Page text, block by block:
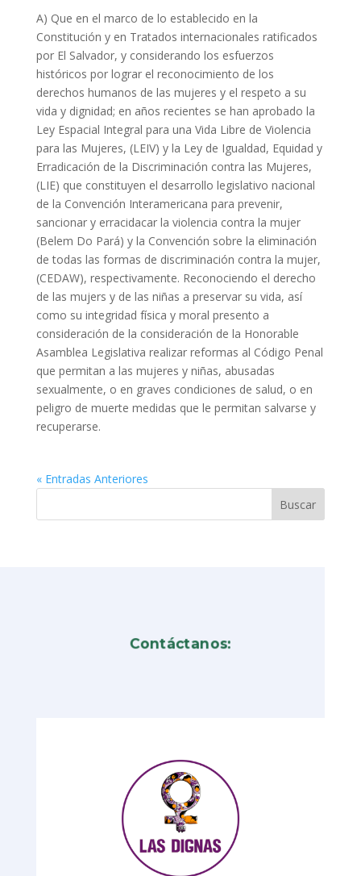
A) Que en el marco de lo establecido en la
Constitución y en Tratados internacionales ratificados
por El Salvador, y considerando los esfuerzos
históricos por lograr el reconocimiento de los
derechos humanos de las mujeres y el respeto a su
vida y dignidad; en años recientes se han aprobado la
Ley Espacial Integral para una Vida Libre de Violencia
para las Mujeres, (LEIV) y la Ley de Igualdad, Equidad y
Erradicación de la Discriminación contra las Mujeres,
(LIE) que constituyen el desarrollo legislativo nacional
de la Convención Interamericana para prevenir,
sancionar y erracidacar la violencia contra la mujer
(Belem Do Pará) y la Convención sobre la eliminación
de todas las formas de discriminación contra la mujer,
(CEDAW), respectivamente. Reconociendo el derecho
de las mujers y de las niñas a preservar su vida, así
como su integridad física y moral presento a
consideración de la consideración de la Honorable
Asamblea Legislativa realizar reformas al Código Penal
que permitan a las mujeres y niñas, abusadas
sexualmente, o en graves condiciones de salud, o en
peligro de muerte medidas que le permitan salvarse y
recuperarse.
« Entradas Anteriores
Contáctanos: